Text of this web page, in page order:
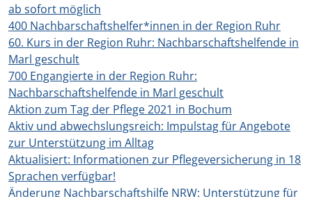
ab sofort möglich
400 Nachbarschaftshelfer*innen in der Region Ruhr
60. Kurs in der Region Ruhr: Nachbarschaftshelfende in
Marl geschult
700 Engangierte in der Region Ruhr:
Nachbarschaftshelfende in Marl geschult
Aktion zum Tag der Pflege 2021 in Bochum
Aktiv und abwechslungsreich: Impulstag für Angebote
zur Unterstützung im Alltag
Aktualisiert: Informationen zur Pflegeversicherung in 18
Sprachen verfügbar!
Änderung Nachbarschaftshilfe NRW: Unterstützung für